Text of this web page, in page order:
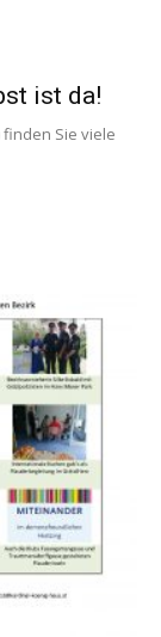
ist da!
finden Sie viele